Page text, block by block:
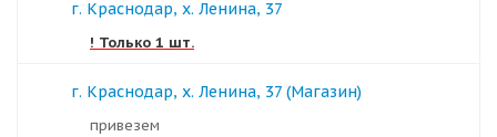
г. Краснодар, х. Ленина, 37
! Только 1 шт.
г. Краснодар, х. Ленина, 37 (Магазин)
Привезем